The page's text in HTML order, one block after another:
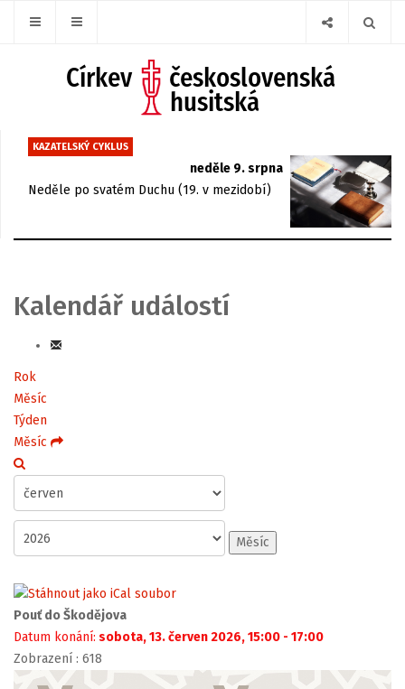
KAZATELSKÝ CYKLUS
neděle 9. srpna
Neděle po svatém Duchu (19. v mezidobí)
Kalendář událostí
Rok
Měsíc
Týden
Měsíc
Měsíc
Pouť do Škodějova
Datum konání: sobota, 13. červen 2026, 15:00 - 17:00
Zobrazení : 618